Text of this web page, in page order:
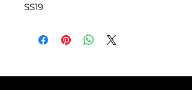
SS19